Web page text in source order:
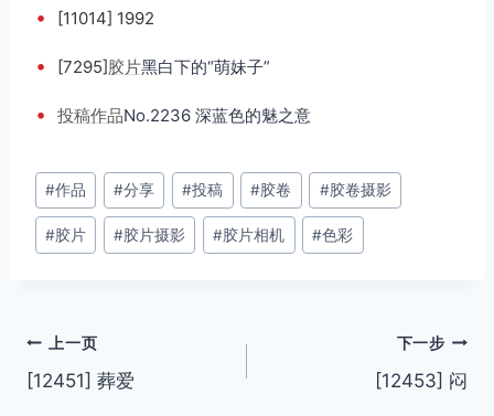
• [11014] 1992
• [7295]胶片黑白下的“萌妹子”
• 投稿作品No.2236 深蓝色的魅之意
文
章
标
#作品 #分享 #投稿 #胶卷 #胶卷摄影
#胶片 #胶片摄影 #胶片相机 #色彩
文
章
上一页
[12451] 葬爱
下一步
[12453] 闷